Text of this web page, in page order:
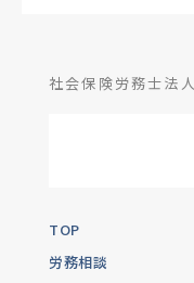
社会保険労務士法人
TOP
労務相談